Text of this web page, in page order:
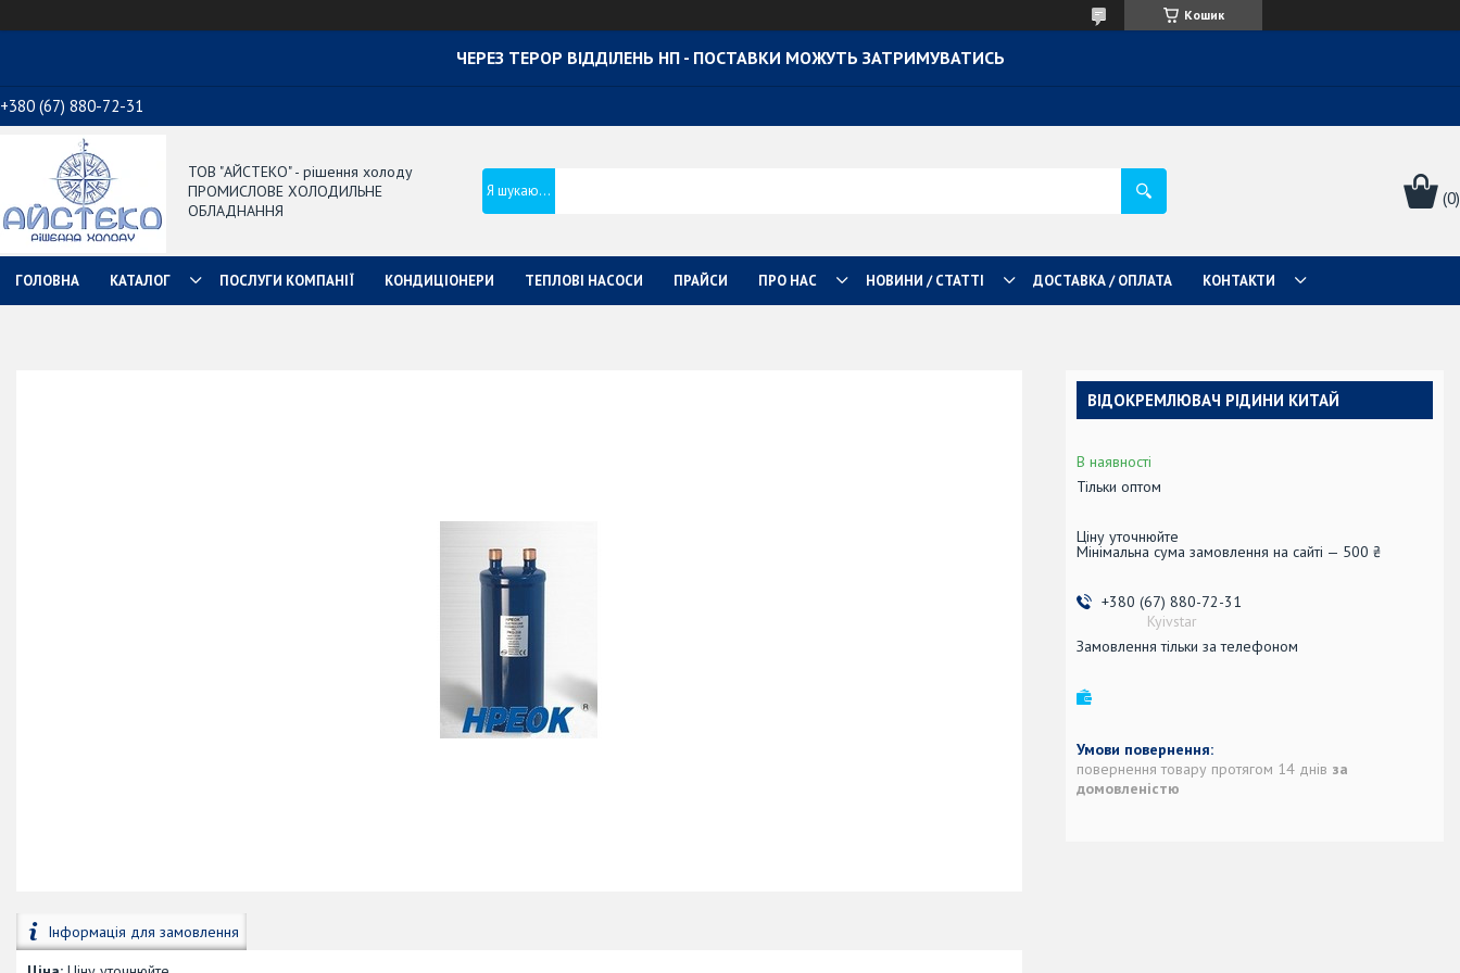
Кошик
ЧЕРЕЗ ТЕРОР ВІДДІЛЕНЬ НП - ПОСТАВКИ МОЖУТЬ ЗАТРИМУВАТИСЬ
+380 (67) 880-72-31
ТОВ "АЙСТЕКО" - рішення холоду
ПРОМИСЛОВЕ ХОЛОДИЛЬНЕ
ОБЛАДНАННЯ
ГОЛОВНА КАТАЛОГ ПОСЛУГИ КОМПАНІЇ КОНДИЦІОНЕРИ ТЕПЛОВІ НАСОСИ ПРАЙСИ ПРО НАС НОВИНИ / СТАТТІ ДОСТАВКА / ОПЛАТА КОНТАКТИ
Інформація для замовлення
ВІДОКРЕМЛЮВАЧ РІДИНИ КИТАЙ
В наявності
Тільки оптом
Ціну уточнюйте
Мінімальна сума замовлення на сайті — 500 ₴
+380 (67) 880-72-31
Kyivstar
Замовлення тільки за телефоном
повернення товару протягом 14 днів за
домовленістю